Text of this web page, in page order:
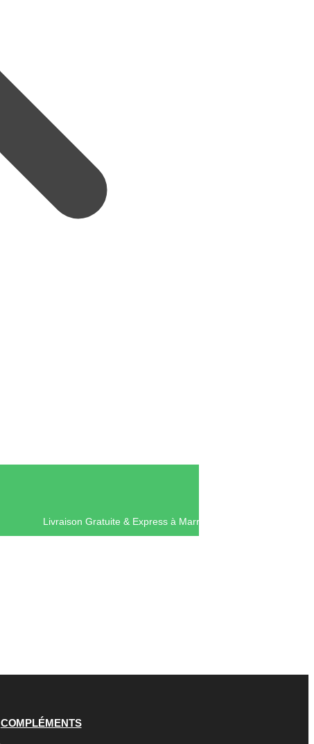
Livraison Gratuite & Express à
COMPLÉMENTS